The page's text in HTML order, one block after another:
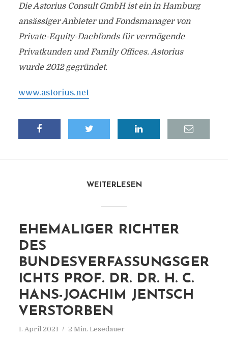
Die Astorius Consult GmbH ist ein in Hamburg
ansässiger Anbieter und Fondsmanager von
Private-Equity-Dachfonds für vermögende
Privatkunden und Family Offices. Astorius
wurde 2012 gegründet.
www.astorius.net
WEITERLESEN
EHEMALIGER RICHTER
DES
BUNDESVERFASSUNGSGER
ICHTS PROF. DR. DR. H. C.
HANS-JOACHIM JENTSCH
VERSTORBEN
1. April 2021 2 Min. Lesedauer